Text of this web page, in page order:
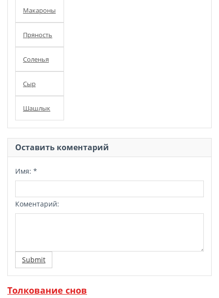
Макароны
Пряность
Соленья
Сыр
Шашлык
Оставить коментарий
Имя: *
Коментарий:
Submit
Толкование снов